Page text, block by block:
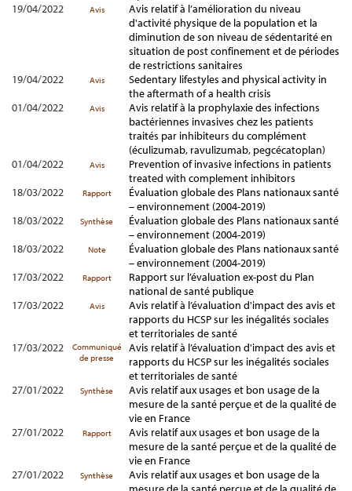
19/04/2022
Avis
Avis relatif à l’amélioration du niveau
d'activité physique de la population et la
diminution de son niveau de sédentarité en
situation de post confinement et de périodes
de restrictions sanitaires
19/04/2022
Avis
Sedentary lifestyles and physical activity in
the aftermath of a health crisis
01/04/2022
Avis
Avis relatif à la prophylaxie des infections
bactériennes invasives chez les patients
traités par inhibiteurs du complément
(éculizumab, ravulizumab, pegcécatoplan)
01/04/2022
Avis
Prevention of invasive infections in patients
treated with complement inhibitors
18/03/2022
Rapport
Évaluation globale des Plans nationaux santé
– environnement (2004-2019)
18/03/2022
Synthèse
Évaluation globale des Plans nationaux santé
– environnement (2004-2019)
18/03/2022
Note
Évaluation globale des Plans nationaux santé
– environnement (2004-2019)
17/03/2022
Rapport
Rapport sur l’évaluation ex-post du Plan
national de santé publique
17/03/2022
Avis
Avis relatif à l’évaluation d'impact des avis et
rapports du HCSP sur les inégalités sociales
et territoriales de santé
17/03/2022
Communiqué
de presse
Avis relatif à l’évaluation d'impact des avis et
rapports du HCSP sur les inégalités sociales
et territoriales de santé
27/01/2022
Synthèse
Avis relatif aux usages et bon usage de la
mesure de la santé perçue et de la qualité de
vie en France
27/01/2022
Rapport
Avis relatif aux usages et bon usage de la
mesure de la santé perçue et de la qualité de
vie en France
27/01/2022
Synthèse
Avis relatif aux usages et bon usage de la